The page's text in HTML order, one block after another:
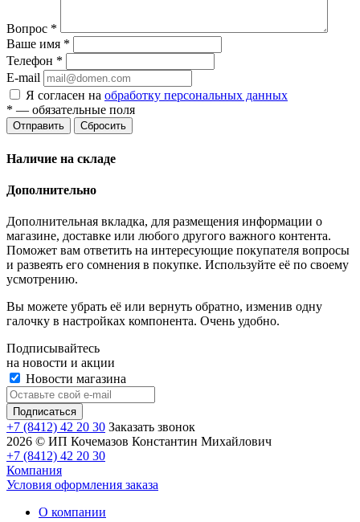
Вопрос *
Ваше имя *
Телефон *
E-mail
Я согласен на обработку персональных данных
* — обязательные поля
Отправить Сбросить
Наличие на складе
Дополнительно
Дополнительная вкладка, для размещения информации о
магазине, доставке или любого другого важного контента.
Поможет вам ответить на интересующие покупателя вопросы
и развеять его сомнения в покупке. Используйте её по своему
усмотрению.
Вы можете убрать её или вернуть обратно, изменив одну
галочку в настройках компонента. Очень удобно.
Подписывайтесь
на новости и акции
Новости магазина
+7 (8412) 42 20 30 Заказать звонок
2026 © ИП Кочемазов Константин Михайлович
+7 (8412) 42 20 30
Компания
Условия оформления заказа
О компании